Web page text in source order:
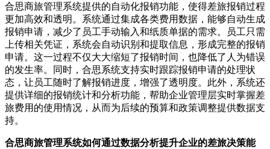
合思商旅管理系统提供的自动化报销功能，使得差旅报销过程
更加高效和透明。系统通过集成各类费用数据，能够自动生成
报销申请，减少了员工手动输入和纸质单据的需求。员工只需
上传相关凭证，系统会自动识别和提取信息，形成完整的报销
申请。这一过程不仅大大缩短了报销时间，也降低了人为错误
的发生率。同时，合思系统支持实时跟踪报销申请的处理状
态，让员工随时了解报销进度，增强了透明度。此外，系统还
提供详细的报销统计和分析功能，帮助企业管理层实时掌握差
旅费用的使用情况，从而为后续的预算和政策调整提供数据支
持。
合思商旅管理系统如何通过数据分析提升企业的差旅决策能